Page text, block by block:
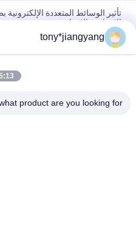
الافتتاحية الافتتاحية
بوصة
فيديو في مجلد 5 بوصة
tony*jiangyang
PM
product are you looking for?